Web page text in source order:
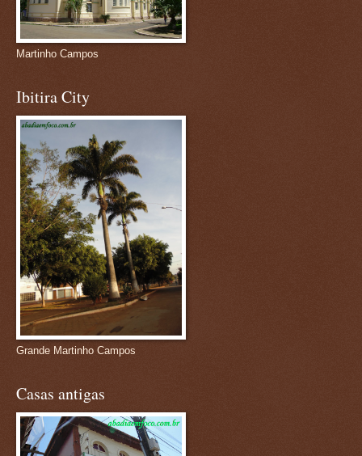
Martinho Campos
Ibitira City
Grande Martinho Campos
Casas antigas